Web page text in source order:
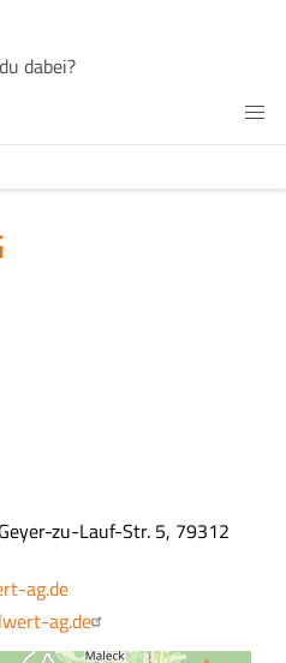
dabei?
zu-Lauf-Str. 5, 79312
ag.de
ag.de